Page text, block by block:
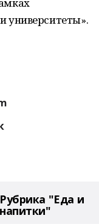
университеты».
Рубрика "Еда и
напитки"